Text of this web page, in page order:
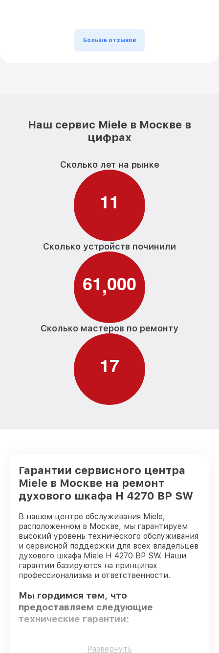
Больше отзывов
Наш сервис Miele в Москве в
цифрах
Сколько лет на рынке
11
Сколько устройств починили
61,000
Сколько мастеров по ремонту
17
Гарантии сервисного центра
Miele в Москве на ремонт
духового шкафа H 4270 BP SW
В нашем центре обслуживания Miele,
расположенном в Москве, мы гарантируем
высокий уровень технического обслуживания
и сервисной поддержки для всех владельцев
духового шкафа Miele H 4270 BP SW. Наши
гарантии базируются на принципах
профессионализма и ответственности.
Мы гордимся тем, что
предоставляем следующие
технические гарантии:
Оригинальные детали– только
Развернуть